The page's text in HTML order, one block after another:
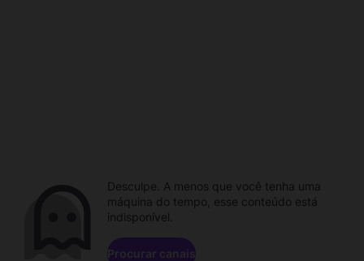
Desculpe. A menos que você tenha uma
máquina do tempo, esse conteúdo está
indisponível.
Procurar canais